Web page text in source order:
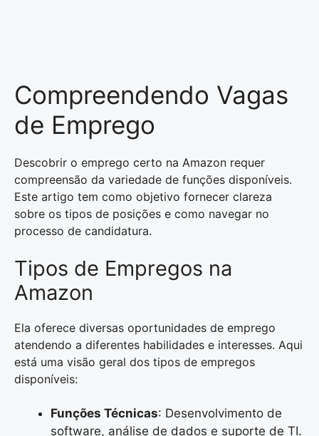
Compreendendo Vagas
de Emprego
Descobrir o emprego certo na Amazon requer
compreensão da variedade de funções disponíveis.
Este artigo tem como objetivo fornecer clareza
sobre os tipos de posições e como navegar no
processo de candidatura.
Tipos de Empregos na
Amazon
Ela oferece diversas oportunidades de emprego
atendendo a diferentes habilidades e interesses. Aqui
está uma visão geral dos tipos de empregos
disponíveis:
Funções Técnicas: Desenvolvimento de
software, análise de dados e suporte de TI.